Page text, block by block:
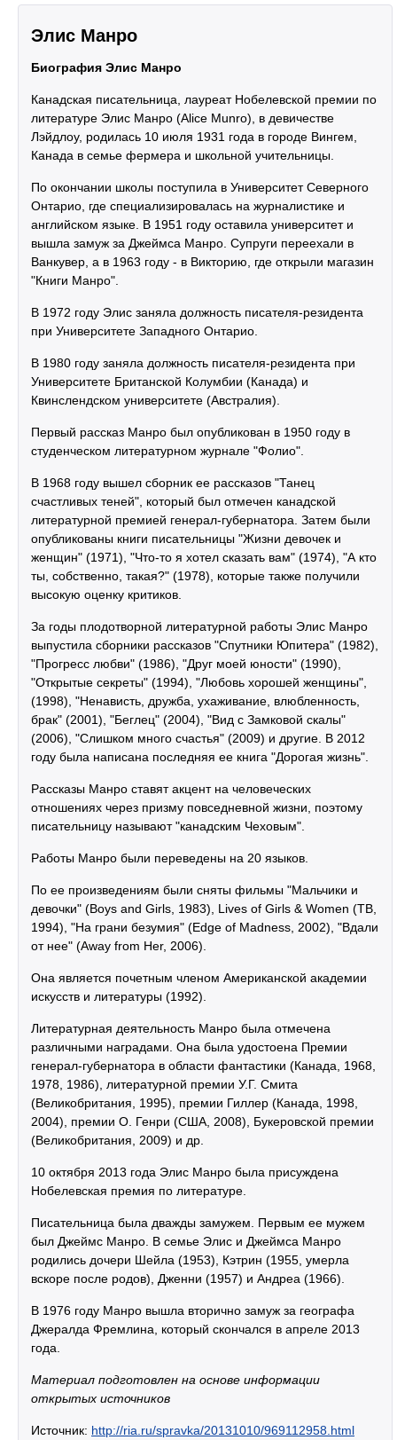
Элис Манро
Биография Элис Манро
Канадская писательница, лауреат Нобелевской премии по
литературе Элис Манро (Alice Munro), в девичестве
Лэйдлоу, родилась 10 июля 1931 года в городе Вингем,
Канада в семье фермера и школьной учительницы.
По окончании школы поступила в Университет Северного
Онтарио, где специализировалась на журналистике и
английском языке. В 1951 году оставила университет и
вышла замуж за Джеймса Манро. Супруги переехали в
Ванкувер, а в 1963 году - в Викторию, где открыли магазин
"Книги Манро".
В 1972 году Элис заняла должность писателя-резидента
при Университете Западного Онтарио.
В 1980 году заняла должность писателя-резидента при
Университете Британской Колумбии (Канада) и
Квинслендском университете (Австралия).
Первый рассказ Манро был опубликован в 1950 году в
студенческом литературном журнале "Фолио".
В 1968 году вышел сборник ее рассказов "Танец
счастливых теней", который был отмечен канадской
литературной премией генерал-губернатора. Затем были
опубликованы книги писательницы "Жизни девочек и
женщин" (1971), "Что-то я хотел сказать вам" (1974), "А кто
ты, собственно, такая?" (1978), которые также получили
высокую оценку критиков.
За годы плодотворной литературной работы Элис Манро
выпустила сборники рассказов "Спутники Юпитера" (1982),
"Прогресс любви" (1986), "Друг моей юности" (1990),
"Открытые секреты" (1994), "Любовь хорошей женщины",
(1998), "Ненависть, дружба, ухаживание, влюбленность,
брак" (2001), "Беглец" (2004), "Вид с Замковой скалы"
(2006), "Слишком много счастья" (2009) и другие. В 2012
году была написана последняя ее книга "Дорогая жизнь".
Рассказы Манро ставят акцент на человеческих
отношениях через призму повседневной жизни, поэтому
писательницу называют "канадским Чеховым".
Работы Манро были переведены на 20 языков.
По ее произведениям были сняты фильмы "Мальчики и
девочки" (Boys and Girls, 1983), Lives of Girls & Women (ТВ,
1994), "На грани безумия" (Edge of Madness, 2002), "Вдали
от нее" (Away from Her, 2006).
Она является почетным членом Американской академии
искусств и литературы (1992).
Литературная деятельность Манро была отмечена
различными наградами. Она была удостоена Премии
генерал-губернатора в области фантастики (Канада, 1968,
1978, 1986), литературной премии У.Г. Смита
(Великобритания, 1995), премии Гиллер (Канада, 1998,
2004), премии О. Генри (США, 2008), Букеровской премии
(Великобритания, 2009) и др.
10 октября 2013 года Элис Манро была присуждена
Нобелевская премия по литературе.
Писательница была дважды замужем. Первым ее мужем
был Джеймс Манро. В семье Элис и Джеймса Манро
родились дочери Шейла (1953), Кэтрин (1955, умерла
вскоре после родов), Дженни (1957) и Андреа (1966).
В 1976 году Манро вышла вторично замуж за географа
Джералда Фремлина, который скончался в апреле 2013
года.
Материал подготовлен на основе информации
открытых источников
Источник: http://ria.ru/spravka/20131010/969112958.html